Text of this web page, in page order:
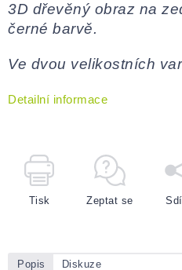
3D dřevěný obraz na
černé barvě.
Ve dvou velikostních
Detailní informace
Tisk Zeptat se
Popis Diskuze